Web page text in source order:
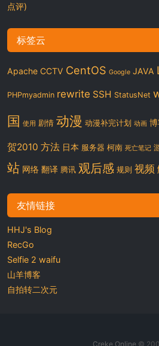
点评)
标签云
Apache CCTV CentOS Google JAVA
PHPmyadmin rewrite SSH StatusNet
国 使用 剧情 动漫 动漫补完计划 动画
贺2010 方法 日本 服务器 柯南 死亡笔记
站 网络 翻译 腾讯 观后感 规则 视频
友情链接
HHJ's Blog
RecGo
Selfie 2 waifu
山羊博客
自拍转二次元
Creke Online ©